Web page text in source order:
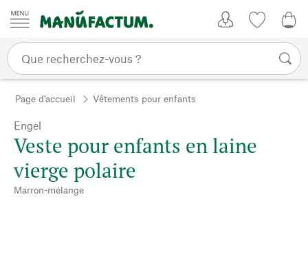
Passer au contenu
Page d'accueil Vêtements pour enfants
Engel
Veste pour enfants en laine
vierge polaire
Marron-mélange